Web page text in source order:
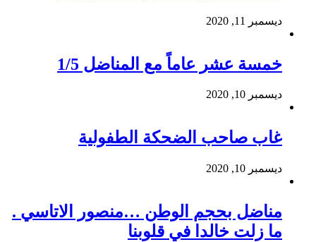
ديسمبر 11, 2020
خمسة عشر عاماً مع المناضل 1/5
ديسمبر 10, 2020
غاب صاحب الضحكة الطفولية
ديسمبر 10, 2020
مناضل بحجم الوطن …منصور الاتاسي .
ما زلت خالدا في قلوبنا